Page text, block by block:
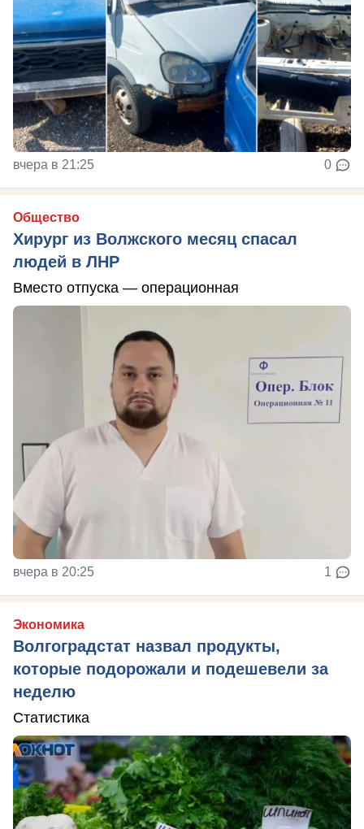
вчера в 21:25 0
Общество
Хирург из Волжского месяц спасал
людей в ЛНР
Вместо отпуска — операционная
вчера в 20:25 1
Экономика
Волгоградстат назвал продукты,
которые подорожали и подешевели за
неделю
Статистика